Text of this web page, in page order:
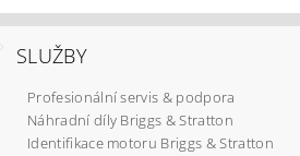
SLUŽBY
Profesionální servis & podpora
Náhradní díly Briggs & Stratton
Identifikace motoru Briggs & Stratton